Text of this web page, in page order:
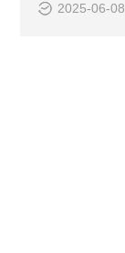
2025-06-08